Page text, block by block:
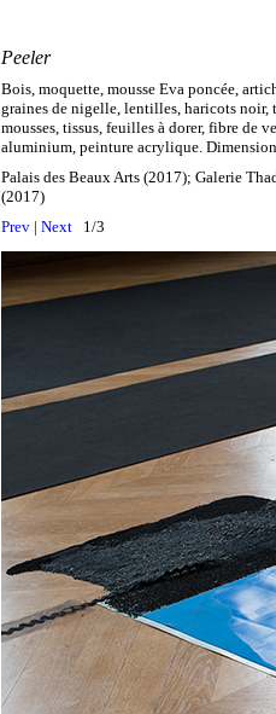
Peeler
Bois, moquette, mousse Eva poncée,
graines de nigelle, lentilles, haricots
mousses, tissus, feuilles à dorer, fibre de
aluminium, peinture acrylique.
Palais des Beaux Arts (2017); Galerie
(2017)
Prev | Next 1/3